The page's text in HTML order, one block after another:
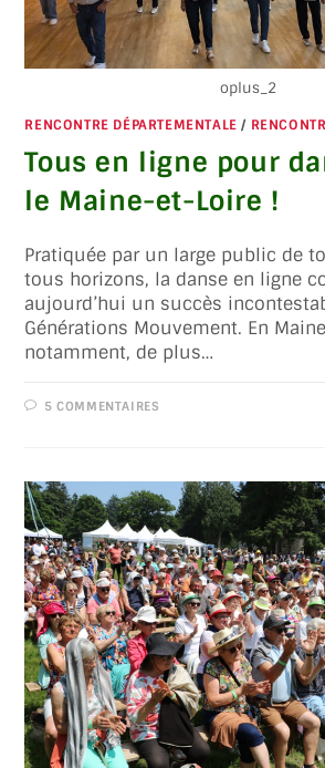
oplus_2
RENCONTRE DÉPARTEMENTALE /
Tous en ligne pour
le Maine-et-Loire !
Pratiquée par un large public de
tous horizons, la danse en ligne
aujourd’hui un succès
Générations Mouvement. En
notamment, de plus…
5 COMMENTAIRES